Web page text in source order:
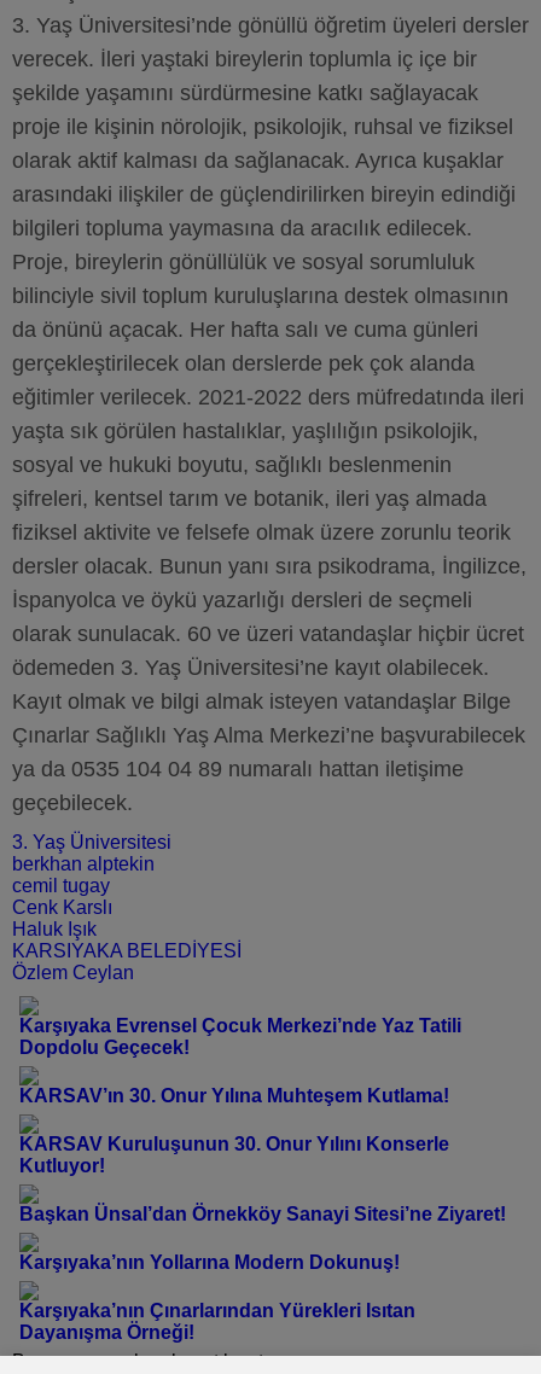
3. Yaş Üniversitesi’nde gönüllü öğretim üyeleri dersler
verecek. İleri yaştaki bireylerin toplumla iç içe bir
şekilde yaşamını sürdürmesine katkı sağlayacak
proje ile kişinin nörolojik, psikolojik, ruhsal ve fiziksel
olarak aktif kalması da sağlanacak. Ayrıca kuşaklar
arasındaki ilişkiler de güçlendirilirken bireyin edindiği
bilgileri topluma yaymasına da aracılık edilecek.
Proje, bireylerin gönüllülük ve sosyal sorumluluk
bilinciyle sivil toplum kuruluşlarına destek olmasının
da önünü açacak. Her hafta salı ve cuma günleri
gerçekleştirilecek olan derslerde pek çok alanda
eğitimler verilecek. 2021-2022 ders müfredatında ileri
yaşta sık görülen hastalıklar, yaşlılığın psikolojik,
sosyal ve hukuki boyutu, sağlıklı beslenmenin
şifreleri, kentsel tarım ve botanik, ileri yaş almada
fiziksel aktivite ve felsefe olmak üzere zorunlu teorik
dersler olacak. Bunun yanı sıra psikodrama, İngilizce,
İspanyolca ve öykü yazarlığı dersleri de seçmeli
olarak sunulacak. 60 ve üzeri vatandaşlar hiçbir ücret
ödemeden 3. Yaş Üniversitesi’ne kayıt olabilecek.
Kayıt olmak ve bilgi almak isteyen vatandaşlar Bilge
Çınarlar Sağlıklı Yaş Alma Merkezi’ne başvurabilecek
ya da 0535 104 04 89 numaralı hattan iletişime
geçebilecek.
3. Yaş Üniversitesi
berkhan alptekin
cemil tugay
Cenk Karslı
Haluk Işık
KARSIYAKA BELEDİYESİ
Özlem Ceylan
Karşıyaka Evrensel Çocuk Merkezi’nde Yaz Tatili
Dopdolu Geçecek!
KARSAV’ın 30. Onur Yılına Muhteşem Kutlama!
KARSAV Kuruluşunun 30. Onur Yılını Konserle
Kutluyor!
Başkan Ünsal’dan Örnekköy Sanayi Sitesi’ne Ziyaret!
Karşıyaka’nın Yollarına Modern Dokunuş!
Karşıyaka’nın Çınarlarından Yürekleri Isıtan
Dayanışma Örneği!
Bu yazı yorumlara kapatılmıştır.